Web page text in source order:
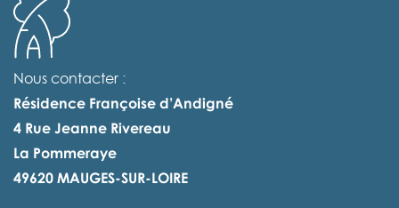
Nous contacter :
Résidence Françoise d’Andigné
4 Rue Jeanne Rivereau
La Pommeraye
49620 MAUGES-SUR-LOIRE